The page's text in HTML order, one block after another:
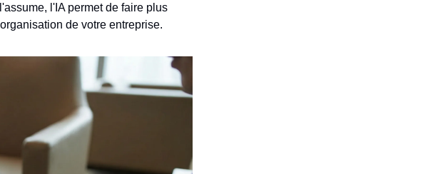
l'IA permet de faire plus
de votre entreprise.